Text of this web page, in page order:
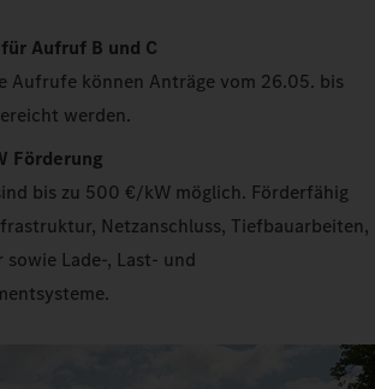
Aufruf B und C
Aufrufe können Anträge vom 26.05. bis
werden.
Förderung
bis zu 500 €/kW möglich. Förderfähig
Netzanschluss, Tiefbauarbeiten,
Lade-, Last- und